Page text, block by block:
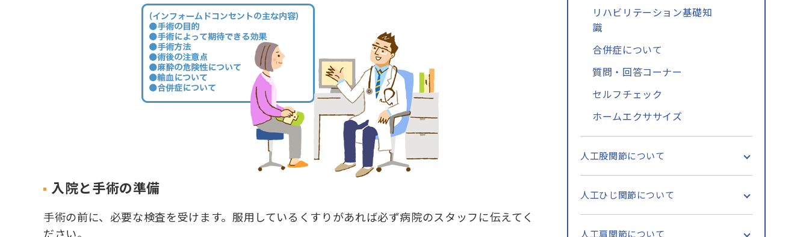
入院と手術の準備
手術の前に、必要な検査を受けます。服用しているくすりがあれば必ず病院のスタッフに伝えてく
ださい。
リハビリテーション基礎知
識
合併症について
質問・回答コーナー
セルフチェック
ホームエクササイズ
人工股関節について
人工ひじ関節について
人工肩関節について